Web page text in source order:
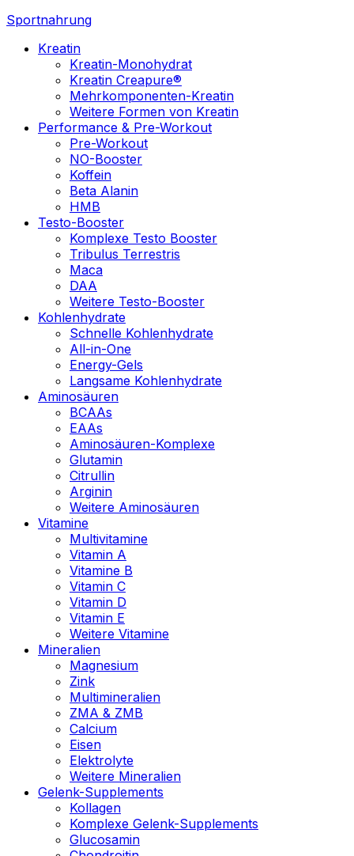
Sportnahrung
Kreatin
Kreatin-Monohydrat
Kreatin Creapure®
Mehrkomponenten-Kreatin
Weitere Formen von Kreatin
Performance & Pre-Workout
Pre-Workout
NO-Booster
Koffein
Beta Alanin
HMB
Testo-Booster
Komplexe Testo Booster
Tribulus Terrestris
Maca
DAA
Weitere Testo-Booster
Kohlenhydrate
Schnelle Kohlenhydrate
All-in-One
Energy-Gels
Langsame Kohlenhydrate
Aminosäuren
BCAAs
EAAs
Aminosäuren-Komplexe
Glutamin
Citrullin
Arginin
Weitere Aminosäuren
Vitamine
Multivitamine
Vitamin A
Vitamine B
Vitamin C
Vitamin D
Vitamin E
Weitere Vitamine
Mineralien
Magnesium
Zink
Multimineralien
ZMA & ZMB
Calcium
Eisen
Elektrolyte
Weitere Mineralien
Gelenk-Supplements
Kollagen
Komplexe Gelenk-Supplements
Glucosamin